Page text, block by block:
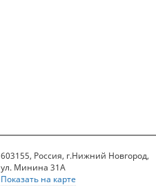
603155, Россия, г.Нижний Новгород,
ул. Минина 31А
Показать на карте